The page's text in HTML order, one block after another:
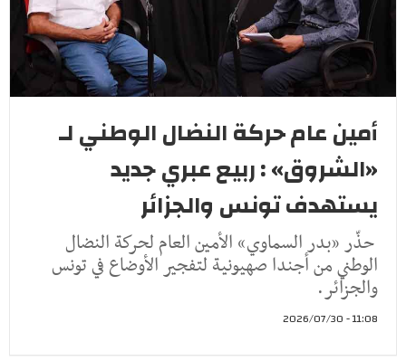
أمين عام حركة النضال الوطني لـ
«الشروق» : ربيع عبري جديد
يستهدف تونس والجزائر
حذّر «بدر السماوي» الأمين العام لحركة النضال
الوطني من أجندا صهيونية لتفجير الأوضاع في تونس
والجزائر.
11:08 - 2026/07/30